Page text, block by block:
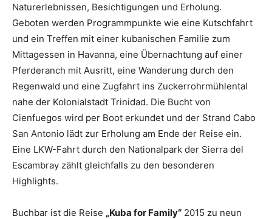
Naturerlebnissen, Besichtigungen und Erholung.
Geboten werden Programmpunkte wie eine Kutschfahrt
und ein Treffen mit einer kubanischen Familie zum
Mittagessen in Havanna, eine Übernachtung auf einer
Pferderanch mit Ausritt, eine Wanderung durch den
Regenwald und eine Zugfahrt ins Zuckerrohrmühlental
nahe der Kolonialstadt Trinidad. Die Bucht von
Cienfuegos wird per Boot erkundet und der Strand Cabo
San Antonio lädt zur Erholung am Ende der Reise ein.
Eine LKW-Fahrt durch den Nationalpark der Sierra del
Escambray zählt gleichfalls zu den besonderen
Highlights.
Buchbar ist die Reise „Kuba for Family“ 2015 zu neun